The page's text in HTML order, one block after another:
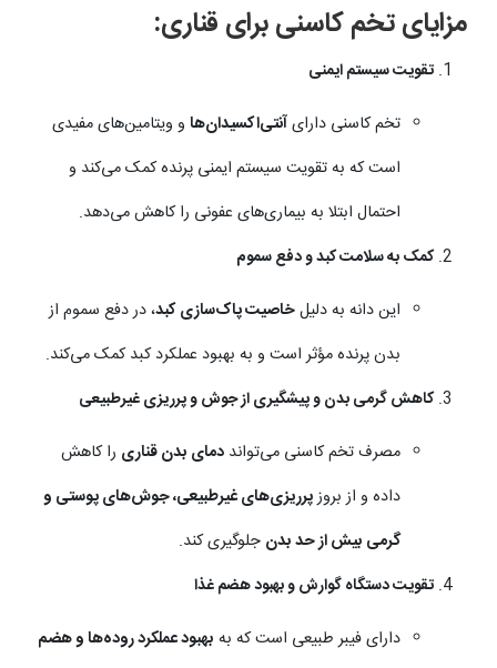
مزایای تخم کاسنی برای قناری:
تقویت سیستم ایمنی
تخم کاسنی دارایآنتی‌اکسیدان‌ها و ویتامین‌های مفیدی
است که به تقویت سیستم ایمنی پرنده کمک می‌کند و
احتمال ابتلا به بیماری‌های عفونی را کاهش می‌دهد.
کمک به سلامت کبد و دفع سموم
این دانه به دلیلخاصیت پاک‌سازی کبد، در دفع سموم از
بدن پرنده مؤثر است و به بهبود عملکرد کبد کمک می‌کند.
کاهش گرمی بدن و پیشگیری از جوش و پرریزی غیرطبیعی
مصرف تخم کاسنی می‌توانددمای بدن قناری را کاهش
داده و از بروزپرریزی‌های غیرطبیعی، جوش‌های پوستی و
گرمی بیش از حد بدن جلوگیری کند.
تقویت دستگاه گوارش و بهبود هضم غذا
دارای فیبر طبیعی است که به بهبود عملکرد روده‌ها و هضم